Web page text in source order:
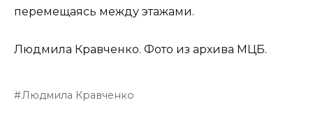
перемещаясь между этажами.
Людмила Кравченко. Фото из архива МЦБ.
Людмила Кравченко